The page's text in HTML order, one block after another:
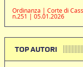
Ordinanza | Corte di
n.251 | 05.01.2026
TOP AUTORI